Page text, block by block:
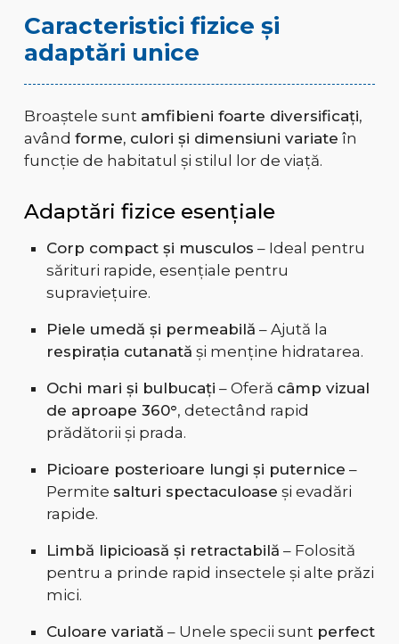
Caracteristici fizice și
adaptări unice
Broaștele sunt amfibieni foarte diversificați,
având forme, culori și dimensiuni variate în
funcție de habitatul și stilul lor de viață.
Adaptări fizice esențiale
Corp compact și musculos – Ideal pentru
sărituri rapide, esențiale pentru
supraviețuire.
Piele umedă și permeabilă – Ajută la
respirația cutanată și menține hidratarea.
Ochi mari și bulbucați – Oferă câmp vizual
de aproape 360°, detectând rapid
prădătorii și prada.
Picioare posterioare lungi și puternice –
Permite salturi spectaculoase și evadări
rapide.
Limbă lipicioasă și retractabilă – Folosită
pentru a prinde rapid insectele și alte prăzi
mici.
Culoare variată – Unele specii sunt perfect